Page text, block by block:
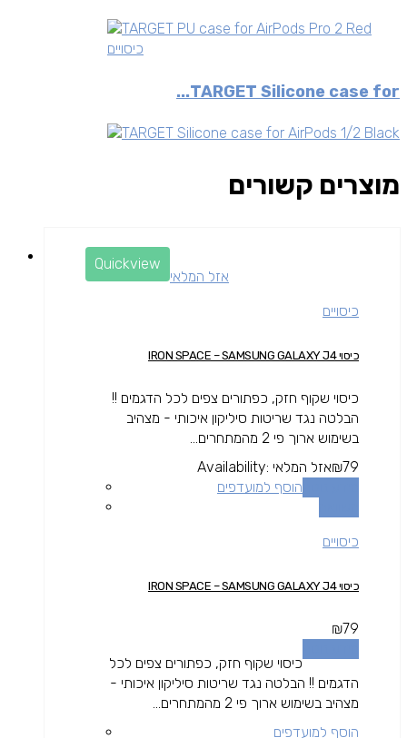
כיסויים
TARGET Silicone case for...
מוצרים קשורים
Quickview
אזל המלאי
כיסויים
כיסוי IRON SPACE – SAMSUNG GALAXY J4
כיסוי שקוף חזק, כפתורים צפים לכל הדגמים !!
הבלטה נגד שריטות סיליקון איכותי - מצהיב
בשימוש ארוך פי 2 מהמתחרים...
₪79
Availability: אזל המלאי
הוסף למועדפים
כיסויים
כיסוי IRON SPACE – SAMSUNG GALAXY J4
₪79
כיסוי שקוף חזק, כפתורים צפים לכל
הדגמים !! הבלטה נגד שריטות סיליקון איכותי -
מצהיב בשימוש ארוך פי 2 מהמתחרים...
הוסף למועדפים